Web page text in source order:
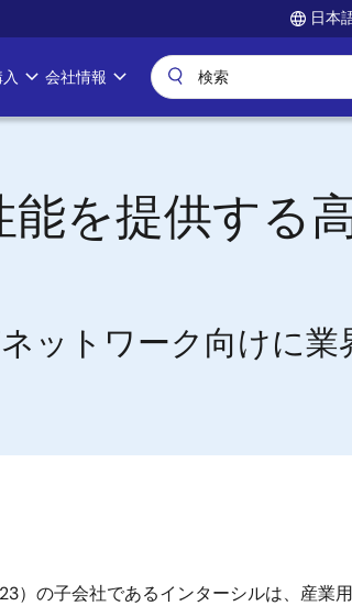
日本
会社情報
を提供する
ットワーク向けに
）の子会社であるインターシルは、産業